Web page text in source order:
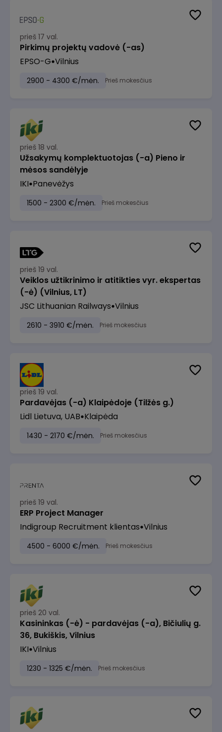
prieš 17 val.
Pirkimų projektų vadovė (-as)
EPSO-G Vilnius
2900 - 4300 €/mėn. Prieš mokesčius
prieš 18 val.
Užsakymų komplektuotojas (-a) Pieno ir
mėsos sandėlyje
IKI Panevėžys
1500 - 2300 €/mėn. Prieš mokesčius
prieš 19 val.
Veiklos užtikrinimo ir atitikties vyr. ekspertas
(-ė) (Vilnius, LT)
JSC Lithuanian Railways Vilnius
2610 - 3910 €/mėn. Prieš mokesčius
prieš 19 val.
Pardavėjas (-a) Klaipėdoje (Tilžės g.)
Lidl Lietuva, UAB Klaipėda
1430 - 2170 €/mėn. Prieš mokesčius
prieš 19 val.
ERP Project Manager
Indigroup Recruitment klientas Vilnius
4500 - 6000 €/mėn. Prieš mokesčius
prieš 20 val.
Kasininkas (-ė) - pardavėjas (-a), Bičiulių g.
36, Bukiškis, Vilnius
IKI Vilnius
1230 - 1325 €/mėn. Prieš mokesčius